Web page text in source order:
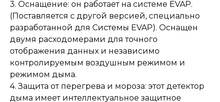
3. Оснащение: он работает на системе EVAP.
(Поставляется с другой версией, специально
разработанной для Системы EVAP). Оснащен
двумя расходомерами для точного
отображения данных и независимо
контролируемым воздушным режимом и
режимом дыма.
4. Защита от перегрева и мороза: этот детектор
дыма имеет интеллектуальное защитное